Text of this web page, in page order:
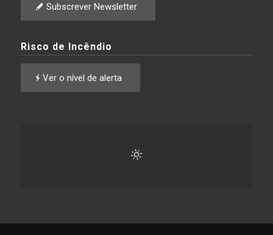
Subscrever Newsletter
Risco de Incêndio
Ver o nível de alerta